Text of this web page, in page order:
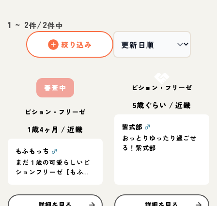
1 ~ 2件/2件中
絞り込み
審査中
ビション・フリーゼ
1歳4ヶ月 /近畿
もふもっち ♂
まだ１歳の可愛らしいビ
ションフリーゼ【もふも
ビション・フリーゼ
5歳ぐらい /近畿
紫式部 ♂
おっとりゆったり過ごせ
る！紫式部